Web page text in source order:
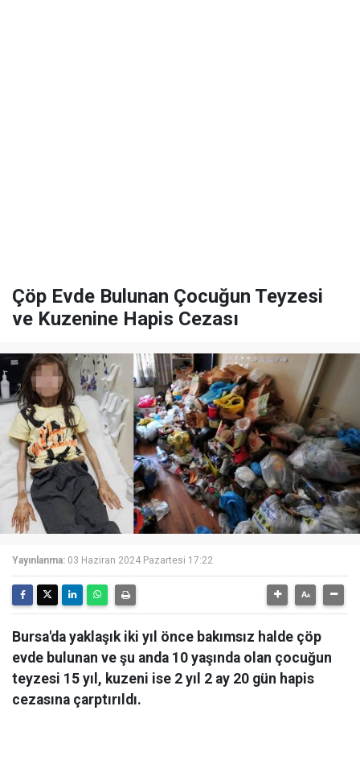
Çöp Evde Bulunan Çocuğun Teyzesi
ve Kuzenine Hapis Cezası
Yayınlanma: 03 Haziran 2024 Pazartesi 17:22
Bursa'da yaklaşık iki yıl önce bakımsız halde çöp
evde bulunan ve şu anda 10 yaşında olan çocuğun
teyzesi 15 yıl, kuzeni ise 2 yıl 2 ay 20 gün hapis
cezasına çarptırıldı.